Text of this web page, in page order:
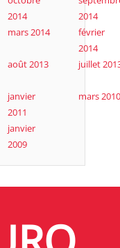
2014
2014
mars 2014
février
2014
août 2013 juillet
janvier
2011
mars 2010
janvier
2009